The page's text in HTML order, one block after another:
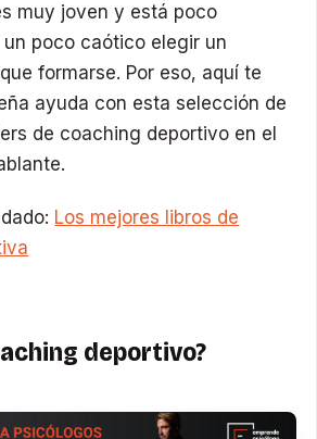
muy joven y está poco
poco caótico elegir un
formarse. Por eso, aquí te
ayuda con esta selección de
de coaching deportivo en el
Los mejores libros de
deportivo?